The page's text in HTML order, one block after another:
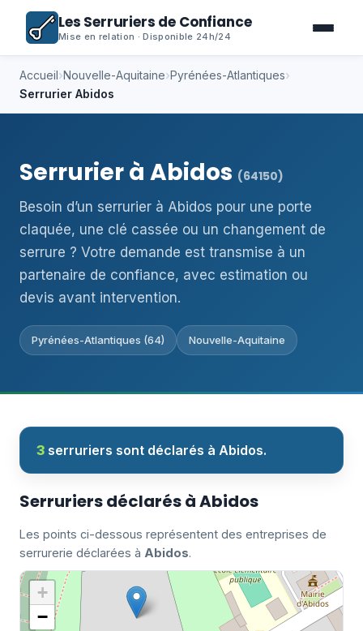
Les Serruriers de Confiance
Mise en relation · Disponible 24h/24
Accueil›Nouvelle-Aquitaine›Pyrénées-Atlantiques›
Serrurier Abidos
Serrurier à Abidos (64150)
Besoin d’un serrurier à Abidos pour une porte
claquée, une clé cassée ou un changement de
serrure ? Votre demande est transmise à un
partenaire de confiance, avec estimation ou
devis avant intervention.
Pyrénées-Atlantiques (64) Nouvelle-Aquitaine
3 serruriers sont déclarés à Abidos.
Serruriers déclarés à Abidos
Les points ci-dessous représentent des entreprises de
serrurerie déclarées à Abidos.
+
−